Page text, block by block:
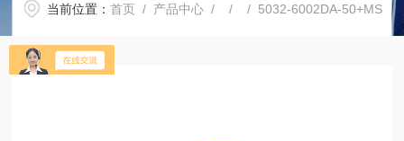
当前位置：首页 / 产品中心 / / / 5032-6002DA-50+MS